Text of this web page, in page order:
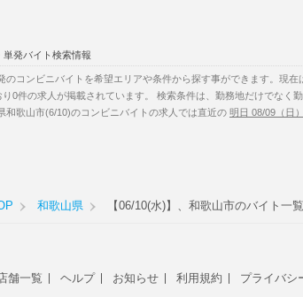
発バイト検索情報
のコンビニバイトを希望エリアや条件から探す事ができます。現在
0件の求人が掲載されています。 検索条件は、勤務地だけでなく
和歌山市(6/10)のコンビニバイトの求人では直近の 明日 08/09（日）
和歌山県 【06/10(水)】、和歌山市のバイト一覧
舗一覧 ヘルプ お知らせ 利用規約 プライバシ